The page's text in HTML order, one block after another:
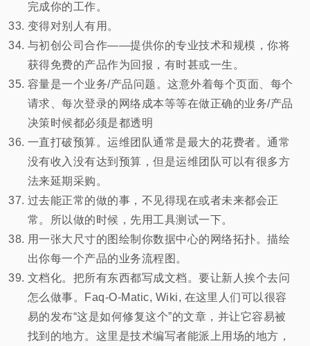
完成你的工作。
变得对别人有用。
与初创公司合作——提供你的专业技术和规模，你将
获得免费的产品作为回报，有时甚或一生。
容量是一个业务/产品问题。这意外着每个页面、每个
请求、每次登录的网络成本等等在做正确的业务/产品
决策时候都必须是都透明
一直打破预算。运维团队通常是最大的花费者。通常
没有收入没有达到预算，但是运维团队可以有很多方
法来延期采购。
过去能正常的做的事，不见得现在或者未来都会正
常。所以做的时候，先用工具测试一下。
用一张大尺寸的图绘制你数据中心的网络拓扑。描绘
出你每一个产品的业务流程图。
文档化。把所有东西都写成文档。要让新人挨个去问
怎么做事。Faq-O-Matic, Wiki, 在这里人们可以很容
易的发布“这是如何修复这个”的文章，并让它容易被
找到的地方。这里是技术编写者能派上用场的地方，